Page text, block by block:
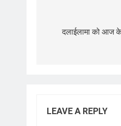
navigation
दलाईलामा को आज के
LEAVE A REPLY